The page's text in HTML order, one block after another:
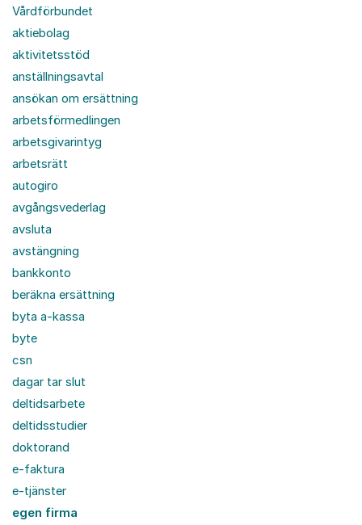
Vårdförbundet
aktiebolag
aktivitetsstöd
anställningsavtal
ansökan om ersättning
arbetsförmedlingen
arbetsgivarintyg
arbetsrätt
autogiro
avgångsvederlag
avsluta
avstängning
bankkonto
beräkna ersättning
byta a-kassa
byte
csn
dagar tar slut
deltidsarbete
deltidsstudier
doktorand
e-faktura
e-tjänster
egen firma